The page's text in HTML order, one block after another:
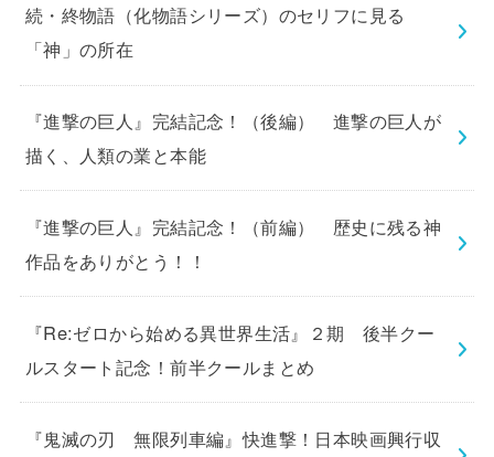
続・終物語（化物語シリーズ）のセリフに見る
「神」の所在
『進撃の巨人』完結記念！（後編） 進撃の巨人が
描く、人類の業と本能
『進撃の巨人』完結記念！（前編） 歴史に残る神
作品をありがとう！！
『Re:ゼロから始める異世界生活』２期 後半クー
ルスタート記念！前半クールまとめ
『鬼滅の刃 無限列車編』快進撃！日本映画興行収